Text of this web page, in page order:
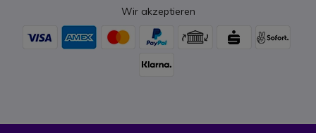
Wir akzeptieren